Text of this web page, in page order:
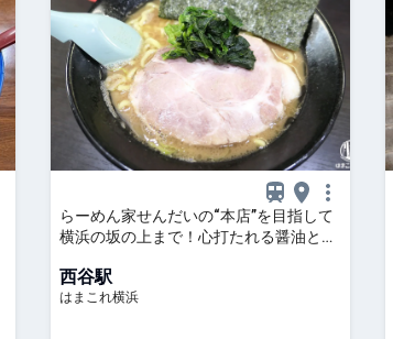
らーめん家せんだいの“本店”を目指して
横浜の坂の上まで！心打たれる醤油とん
西谷駅
はまこれ横浜